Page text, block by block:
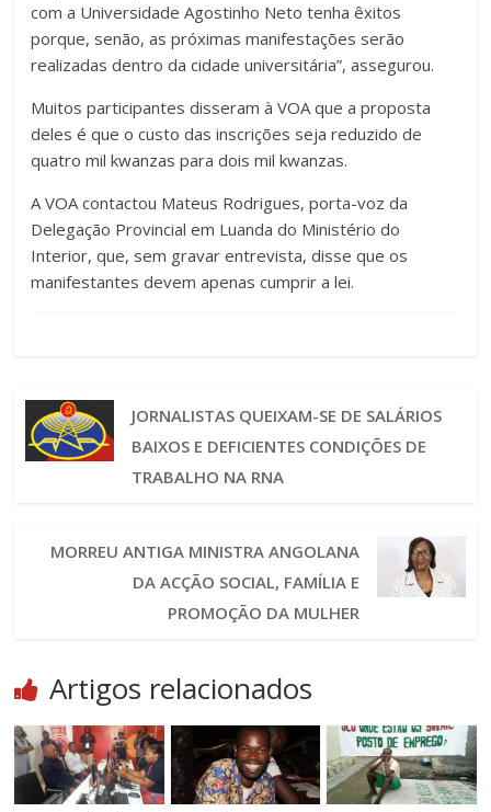
com a Universidade Agostinho Neto tenha êxitos
porque, senão, as próximas manifestações serão
realizadas dentro da cidade universitária”, assegurou.
Muitos participantes disseram à VOA que a proposta
deles é que o custo das inscrições seja reduzido de
quatro mil kwanzas para dois mil kwanzas.
A VOA contactou Mateus Rodrigues, porta-voz da
Delegação Provincial em Luanda do Ministério do
Interior, que, sem gravar entrevista, disse que os
manifestantes devem apenas cumprir a lei.
JORNALISTAS QUEIXAM-SE DE SALÁRIOS
BAIXOS E DEFICIENTES CONDIÇÕES DE
TRABALHO NA RNA
MORREU ANTIGA MINISTRA ANGOLANA
DA ACÇÃO SOCIAL, FAMÍLIA E
PROMOÇÃO DA MULHER
Artigos relacionados